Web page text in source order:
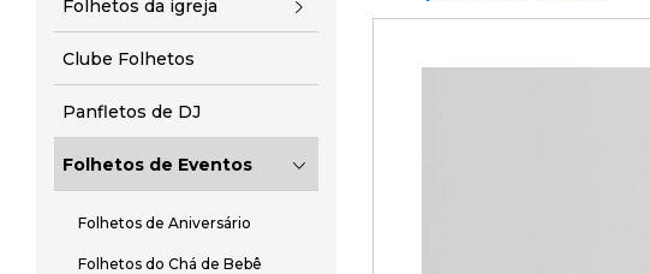
Folhetos da igreja
Clube Folhetos
Panfletos de DJ
Folhetos de Eventos
Folhetos de Aniversário
Folhetos do Chá de Bebê